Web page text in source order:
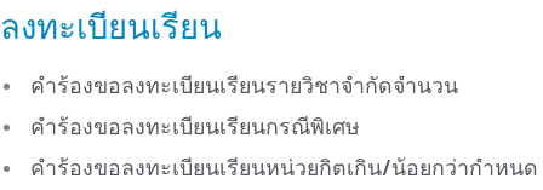
ลงทะเบียนเรียน
คำร้องขอลงทะเบียนเรียนรายวิชาจำกัดจำนวน
คำร้องขอลงทะเบียนเรียนกรณีพิเศษ
คำร้องขอลงทะเบียนเรียนหน่วยกิตเกิน/น้อยกว่ากำหนด